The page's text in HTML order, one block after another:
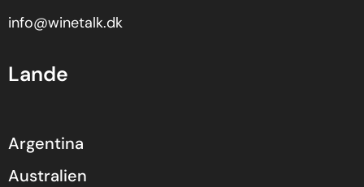
info@winetalk.dk
Lande
Argentina
Australien